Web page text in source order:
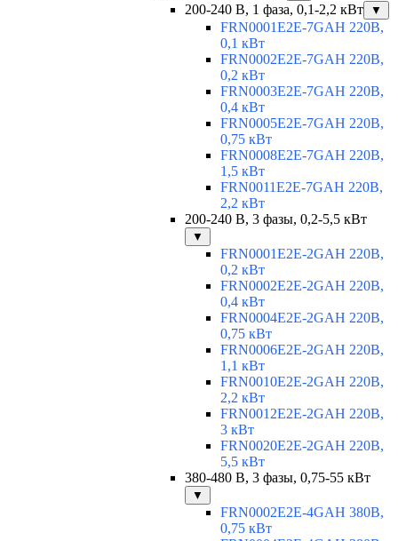
200-240 В, 1 фаза, 0,1-2,2 кВт ▼
FRN0001E2E-7GAH 220В,
0,1 кВт
FRN0002E2E-7GAH 220В,
0,2 кВт
FRN0003E2E-7GAH 220В,
0,4 кВт
FRN0005E2E-7GAH 220В,
0,75 кВт
FRN0008E2E-7GAH 220В,
1,5 кВт
FRN0011E2E-7GAH 220В,
2,2 кВт
200-240 В, 3 фазы, 0,2-5,5 кВт
▼
FRN0001E2E-2GAH 220В,
0,2 кВт
FRN0002E2E-2GAH 220В,
0,4 кВт
FRN0004E2E-2GAH 220В,
0,75 кВт
FRN0006E2E-2GAH 220В,
1,1 кВт
FRN0010E2E-2GAH 220В,
2,2 кВт
FRN0012E2E-2GAH 220В,
3 кВт
FRN0020E2E-2GAH 220В,
5,5 кВт
380-480 В, 3 фазы, 0,75-55 кВт
▼
FRN0002E2E-4GAH 380В,
0,75 кВт